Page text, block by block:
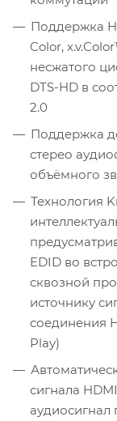
Поддержка
Color,
несжатого
DTS-HD в
2.0
Поддержка
стерео
объёмного
Технология
EDID во
сквозной
источнику
соединения
Play)
сигнала
аудиосигнал